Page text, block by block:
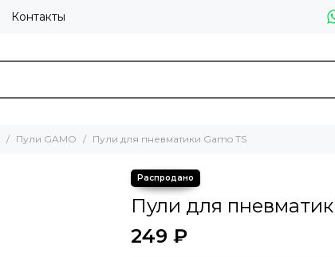
Контакты
Пули GAMO Пули для пневматики Gamo TS
Пули для
249 ₽